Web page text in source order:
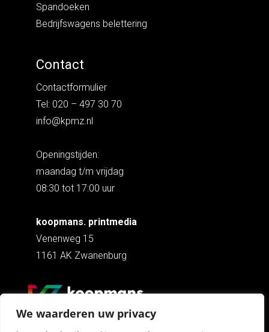
We waarderen uw privacy
Spandoeken
Bedrijfswagens belettering
Contact
Contactformulier
Tel: 020 – 497 30 70
info@kpmz.nl
Openingstijden:
maandag t/m vrijdag
08:30 tot 17:00 uur
koopmans. printmedia
Venenweg 15
1161 AK Zwanenburg